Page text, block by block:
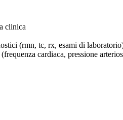
clinica
(rmn, tc, rx, esami di
cardiaca, pressione